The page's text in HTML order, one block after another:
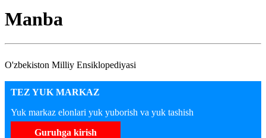
Manba
O'zbekiston Milliy Ensiklopediyasi
TEZ YUK MARKAZ
Yuk markaz elonlari yuk yuborish va yuk tashish
Guruhga kirish